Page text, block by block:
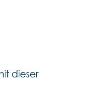
dieser